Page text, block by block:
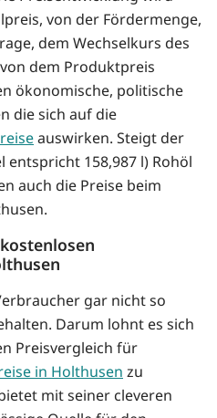
von der Fördermenge,
dem Wechselkurs des
dem Produktpreis
ökonomische, politische
die sich auf die
auswirken. Steigt der
entspricht 158,987 l) Rohöl
auch die Preise beim
gar nicht so
Darum lohnt es sich
Preisvergleich für
in Holthusen zu
mit seiner cleveren